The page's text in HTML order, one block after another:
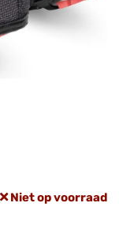
Niet op voorraad